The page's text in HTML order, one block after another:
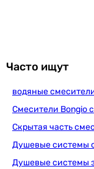
4 800
Часто ищут
водяные
Смесители Bongio
Скрытая часть
Душевые системы
Душевые системы